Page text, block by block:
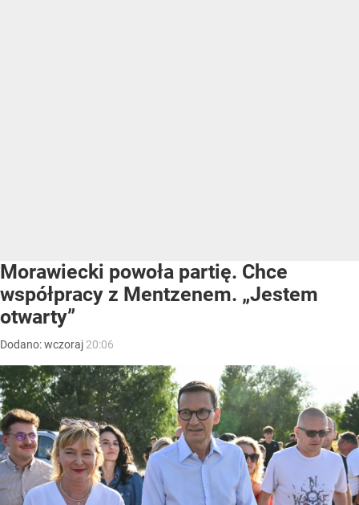
Morawiecki powoła partię. Chce
współpracy z Mentzenem. „Jestem
otwarty”
Dodano:wczoraj 20:06